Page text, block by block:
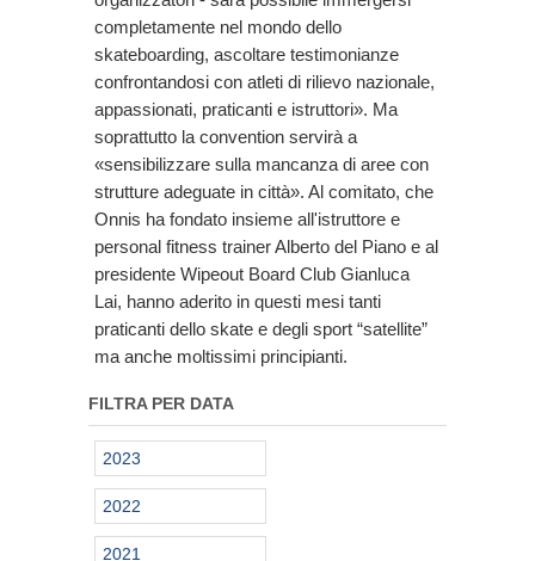
completamente nel mondo dello
skateboarding, ascoltare testimonianze
confrontandosi con atleti di rilievo nazionale,
appassionati, praticanti e istruttori». Ma
soprattutto la convention servirà a
«sensibilizzare sulla mancanza di aree con
strutture adeguate in città». Al comitato, che
Onnis ha fondato insieme all'istruttore e
personal fitness trainer Alberto del Piano e al
presidente Wipeout Board Club Gianluca
Lai, hanno aderito in questi mesi tanti
praticanti dello skate e degli sport “satellite”
ma anche moltissimi principianti.
FILTRA PER DATA
2023
2022
2021